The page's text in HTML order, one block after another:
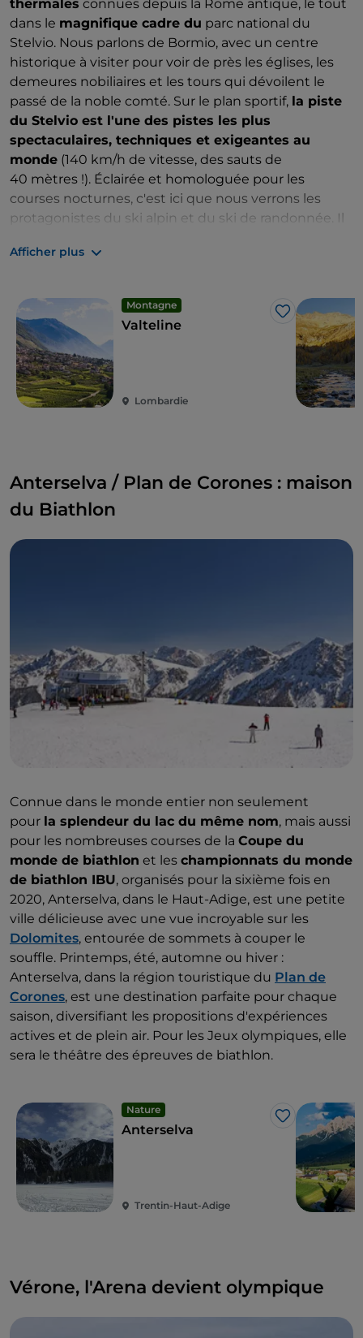
thermales connues depuis la Rome antique, le tout
dans le magnifique cadre du parc national du
Stelvio. Nous parlons de Bormio, avec un centre
historique à visiter pour voir de près les églises, les
demeures nobiliaires et les tours qui dévoilent le
passé de la noble comté. Sur le plan sportif, la piste
du Stelvio est l'une des pistes les plus
spectaculaires, techniques et exigeantes au
monde (140 km/h de vitesse, des sauts de
40 mètres !). Éclairée et homologuée pour les
courses nocturnes, c'est ici que nous verrons les
protagonistes du ski alpin et du ski de randonnée. Il
Bresaola Doc et que la proximité des cols du Stelvio,
en l'Olympe des deux roues, où de nombreux
champions ont écrit au fil des ans des pages épiques
du cyclisme.
Afficher plus
Montagne
J’aime
Valteline
Lombardie
Anterselva / Plan de Corones : maison
du Biathlon
Connue dans le monde entier non seulement
pour la splendeur du lac du même nom, mais aussi
pour les nombreuses courses de la Coupe du
monde de biathlon et les championnats du monde
de biathlon IBU, organisés pour la sixième fois en
2020, Anterselva, dans le Haut-Adige, est une petite
ville délicieuse avec une vue incroyable sur les
Dolomites, entourée de sommets à couper le
souffle. Printemps, été, automne ou hiver :
Anterselva, dans la région touristique du Plan de
Corones, est une destination parfaite pour chaque
saison, diversifiant les propositions d'expériences
actives et de plein air. Pour les Jeux olympiques, elle
sera le théâtre des épreuves de biathlon.
Nature
J’aime
Anterselva
Trentin-Haut-Adige
Vérone, l'Arena devient olympique